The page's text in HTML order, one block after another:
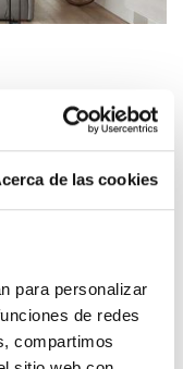
de las cookies
para personalizar
de redes
compartimos
perfecta